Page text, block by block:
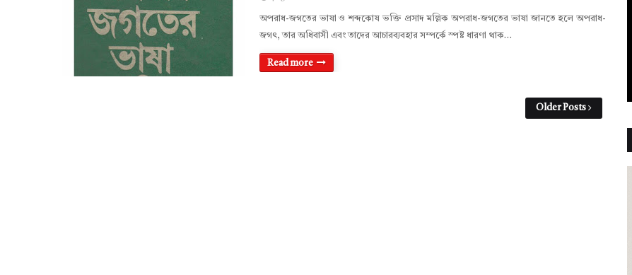
অপরাধ-জগতের ভাষা ও শব্দকোষ ভক্তি প্রসাদ মল্লিক অপরাধ-জগতের ভাষা জানতে হলে অপরাধ-
জগৎ, তার অধিবাসী এবং তাদের আচারব্যবহার সম্পর্কে স্পষ্ট ধারণা থাক…
Read more
Older Posts